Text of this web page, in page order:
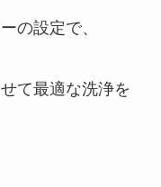
の設定で、
て最適な洗浄を